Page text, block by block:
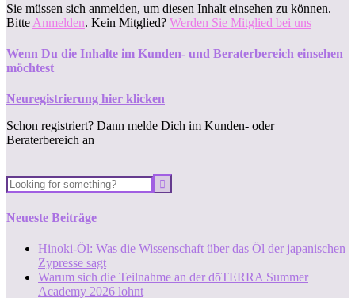
Sie müssen sich anmelden, um diesen Inhalt einsehen zu können.
Bitte Anmelden. Kein Mitglied? Werden Sie Mitglied bei uns
Wenn Du die Inhalte im Kunden- und Beraterbereich einsehen
möchtest
Neuregistrierung hier klicken
Schon registriert? Dann melde Dich im Kunden- oder
Beraterbereich an
Neueste Beiträge
Hinoki-Öl: Was die Wissenschaft über das Öl der japanischen
Zypresse sagt
Warum sich die Teilnahme an der dōTERRA Summer
Academy 2026 lohnt